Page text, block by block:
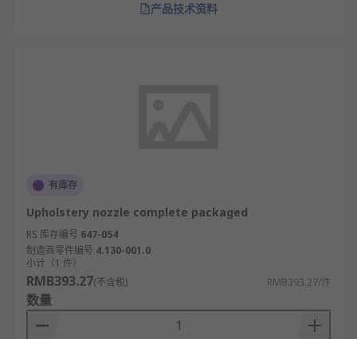
产品技术资料
有库存
Upholstery nozzle complete packaged
RS 库存编号 647-054
制造商零件编号 4.130-001.0
小计（1 件）
RMB393.27(不含税) RMB393.27/件
数量